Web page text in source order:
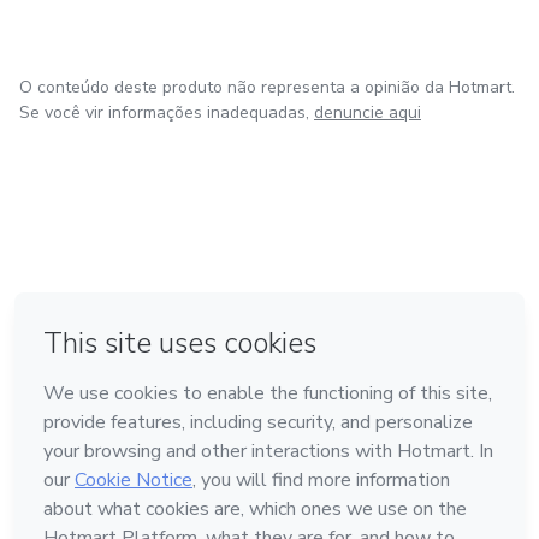
O conteúdo deste produto não representa a opinião da Hotmart.
Se você vir informações inadequadas, denuncie aqui
Feito com ❤ na Cidade do México
Conheça a Hotmart